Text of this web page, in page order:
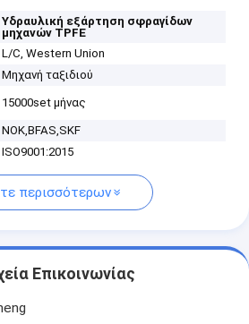
Υδραυλική εξάρτηση σφραγίδων
μηχανών TPFE
L/C, Western Union
Μηχανή ταξιδιού
15000set μήνας
NOK,BFAS,SKF
ISO9001:2015
περισσότερων
Επικοινωνίας